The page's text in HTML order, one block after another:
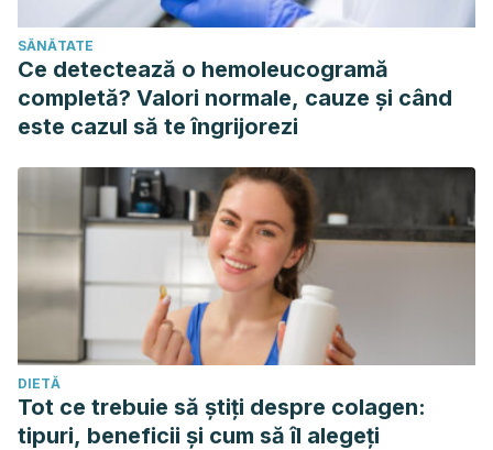
SĂNĂTATE
Ce detectează o hemoleucogramă
completă? Valori normale, cauze și când
este cazul să te îngrijorezi
DIETĂ
Tot ce trebuie să știți despre colagen:
tipuri, beneficii și cum să îl alegeți